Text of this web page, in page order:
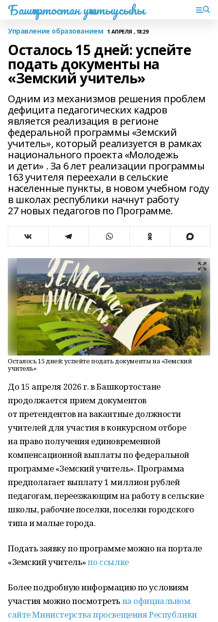
Башҡортостан уҡытыусыһы
Управление образованием 1 АПРЕЛЯ , 18:29
Осталось 15 дней: успейте
подать документы на
«Земский учитель»
Одним из механизмов решения проблем
дефицита педагогических кадров
является реализация в регионе
федеральной программы «Земский
учитель», который реализуется в рамках
национального проекта «Молодежь
и дети» . За 6 лет реализации программы
163 учителя переехали в сельские
населенные пункты, в новом учебном году
в школах республики начнут работу
27 новых педагогов по Программе.
Осталось 15 дней: успейте подать документы на «Земский
учитель»
До 15 апреля 2026 г. в Башкортостане
продолжается прием документов
от претендентов на вакантные должности
учителей для участия в конкурсном отборе
на право получения единовременной
компенсационной выплаты по федеральной
программе «Земский учитель». Программа
предполагает выплату 1 миллион рублей
педагогам, переезжающим на работу в сельские
школы, рабочие поселки, поселки городского
типа и малые города.
Подать заявку по программе можно на портале
«Земский учитель»по ссылке
Более подробную информацию по условиям
участия можно посмотретьна официальном
сайте Министерства просвещения Республики